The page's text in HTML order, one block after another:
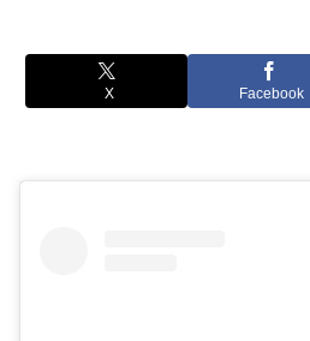
X Facebook